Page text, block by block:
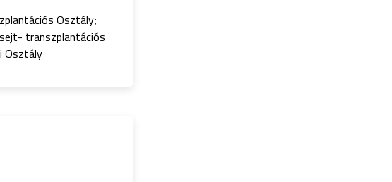
Osztály;
transzplantációs
Osztály